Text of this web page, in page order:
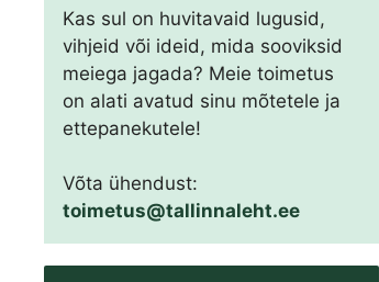
Kas sul on huvitavaid lugusid,
vihjeid või ideid, mida sooviksid
meiega jagada? Meie toimetus
on alati avatud sinu mõtetele ja
ettepanekutele!
Võta ühendust:
toimetus@tallinnaleht.ee